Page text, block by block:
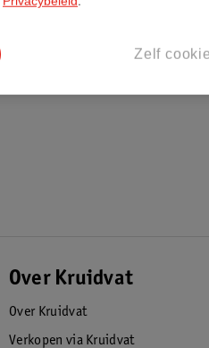
Over Kruidvat
Over Kruidvat
Verkopen via Kruidvat
Zelf